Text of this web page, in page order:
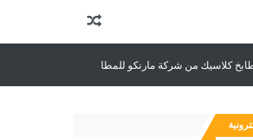
ل
مارنكو للمطابخ والدريسنج روم